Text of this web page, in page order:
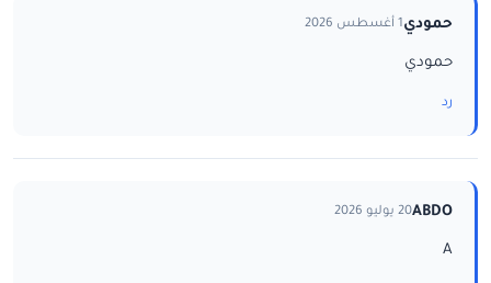
حمودي1 أغسطس 2026
حمودي
رد
ABDO20 يوليو 2026
A